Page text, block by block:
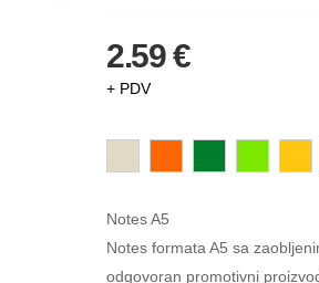
2.59 €
+ PDV
Notes A5
Notes formata A5 sa
odgovoran promotivni